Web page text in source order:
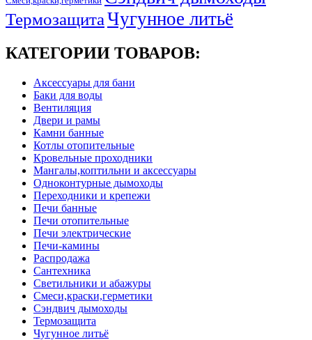
ТермозащитаЧугунное литьё
КАТЕГОРИИ ТОВАРОВ:
Аксессуары для бани
Баки для воды
Вентиляция
Двери и рамы
Камни банные
Котлы отопительные
Кровельные проходники
Мангалы,коптильни и аксессуары
Одноконтурные дымоходы
Переходники и крепежи
Печи банные
Печи отопительные
Печи электрические
Печи-камины
Распродажа
Сантехника
Светильники и абажуры
Смеси,краски,герметики
Сэндвич дымоходы
Термозащита
Чугунное литьё